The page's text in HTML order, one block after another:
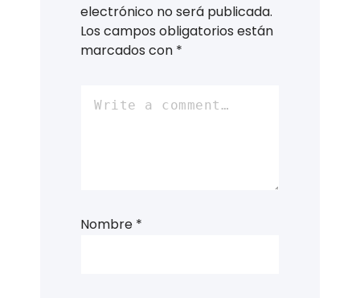
electrónico no será publicada.
Los campos obligatorios están
marcados con *
Nombre *